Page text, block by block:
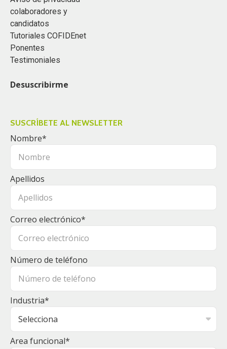
colaboradores y
candidatos
Tutoriales COFIDEnet
Ponentes
Testimoniales
Desuscribirme
SUSCRÍBETE AL NEWSLETTER
Nombre*
Apellidos
Correo electrónico*
Número de teléfono
Industria*
Area funcional*